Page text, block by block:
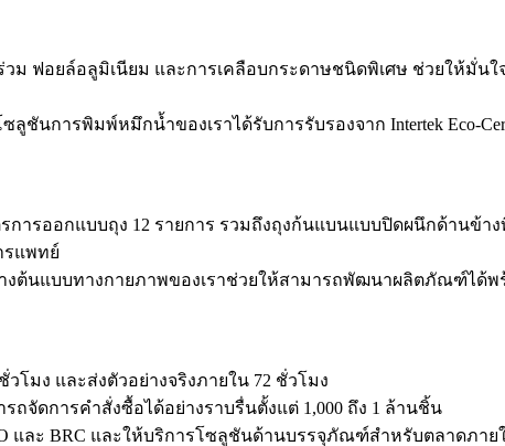
ฟอยล์อลูมิเนียม และการเคลือบกระดาษชนิดพิเศษ ช่วยให้มั่นใ
ชันการพิมพ์หมึกน้ำของเราได้รับการรับรองจาก Intertek Eco-
ารออกแบบถุง 12 รายการ รวมถึงถุงก้นแบนแบบปิดผนึกด้านข้า
รแพทย์
งต้นแบบทางกายภาพของเราช่วยให้สามารถพัฒนาผลิตภัณฑ์ได้
โมง และส่งตัวอย่างจริงภายใน 72 ชั่วโมง
ถจัดการคำสั่งซื้อได้อย่างราบรื่นตั้งแต่ 1,000 ถึง 1 ล้านชิ้น
และ BRC และให้บริการโซลูชันด้านบรรจุภัณฑ์สำหรับตลาดภาย